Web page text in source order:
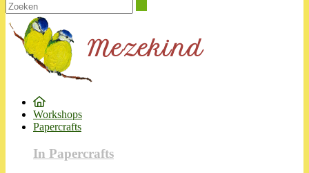
Workshops
Papercrafts
In Papercrafts